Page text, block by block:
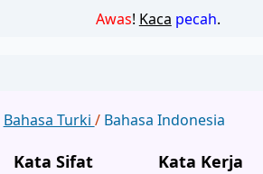
Awas! Kaca pecah.
Bahasa Turki / Bahasa Indonesia
Kata Sifat Kata Kerja